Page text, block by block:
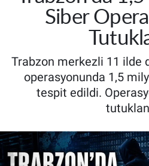
Siber
Trabzon merkezli 11 ilde
operasyonunda 1,5
tespit edildi.
Yazarlar
Tüm Manşetler
Haber Arşivi